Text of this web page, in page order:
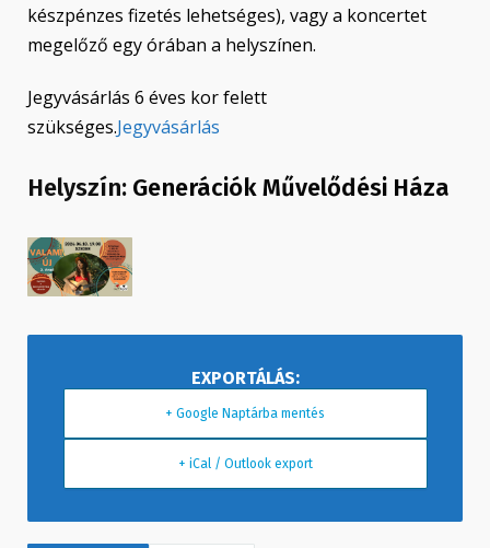
készpénzes fizetés lehetséges), vagy a koncertet
megelőző egy órában a helyszínen.
Jegyvásárlás 6 éves kor felett
szükséges.Jegyvásárlás
Helyszín: Generációk Művelődési Háza
+ Google Naptárba mentés
+ iCal / Outlook export